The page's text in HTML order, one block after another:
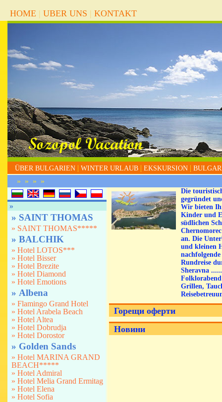
HOME |UBER UNS |KONTAKT
ÜBER BULGARIEN | WINTER URLAUB | EKSKURSION |
» » » »
»
» SAINT THOMAS
» SAINT THOMAS*****
» BALCHIK
» Hotel LOTOS***
» Hotel Bisser
» Hotel Brezite
» Hotel Diamond
» Hotel Emotions
» Albena
» Flamingo Grand Hotel
» Hotel Arabela Beach
» Hotel Altea
» Hotel Dobrudja
» Hotel Dorostor
» Golden Sands
» Hotel MARINA GRAND
BEACH*****
» Hotel Admiral
» Hotel Melia Grand Ermitag
» Hotel Elena
» Hotel Sofia
Die
gegründet
Wir bieten
Kinder und
südlichen
an. Die
und kleinen
Rundreise
Sheravna
Grillen,
Горещи оферти
Новини